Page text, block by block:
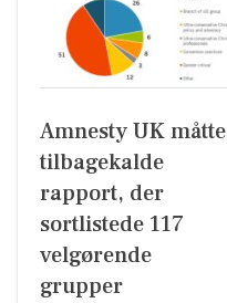
Amnesty UK måtte
tilbagekalde
rapport, der
sortlistede 117
velgørende
grupper